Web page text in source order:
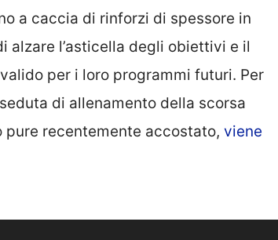
a caccia di rinforzi di spessore in
alzare l’asticella degli obiettivi e il
per i loro programmi futuri. Per
di allenamento della scorsa
pure recentemente accostato, viene